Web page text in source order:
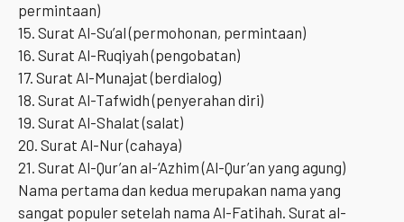
permintaan)
15. Surat Al-Su’al (permohonan, permintaan)
16. Surat Al-Ruqiyah (pengobatan)
17. Surat Al-Munajat (berdialog)
18. Surat Al-Tafwidh (penyerahan diri)
19. Surat Al-Shalat (salat)
20. Surat Al-Nur (cahaya)
21. Surat Al-Qur’an al-‘Azhim (Al-Qur’an yang agung)
Nama pertama dan kedua merupakan nama yang
sangat populer setelah nama Al-Fatihah. Surat al-